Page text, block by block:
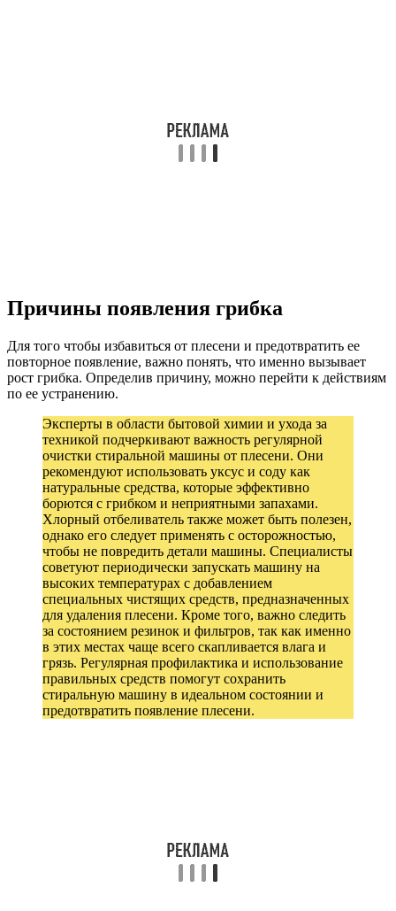
Причины появления грибка
Для того чтобы избавиться от плесени и предотвратить ее
повторное появление, важно понять, что именно вызывает
рост грибка. Определив причину, можно перейти к действиям
по ее устранению.
Эксперты в области бытовой химии и ухода за
техникой подчеркивают важность регулярной
очистки стиральной машины от плесени. Они
рекомендуют использовать уксус и соду как
натуральные средства, которые эффективно
борются с грибком и неприятными запахами.
Хлорный отбеливатель также может быть полезен,
однако его следует применять с осторожностью,
чтобы не повредить детали машины. Специалисты
советуют периодически запускать машину на
высоких температурах с добавлением
специальных чистящих средств, предназначенных
для удаления плесени. Кроме того, важно следить
за состоянием резинок и фильтров, так как именно
в этих местах чаще всего скапливается влага и
грязь. Регулярная профилактика и использование
правильных средств помогут сохранить
стиральную машину в идеальном состоянии и
предотвратить появление плесени.